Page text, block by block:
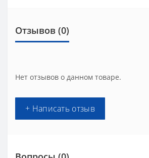
Отзывов (0)
Нет отзывов о данном товаре.
+ Написать отзыв